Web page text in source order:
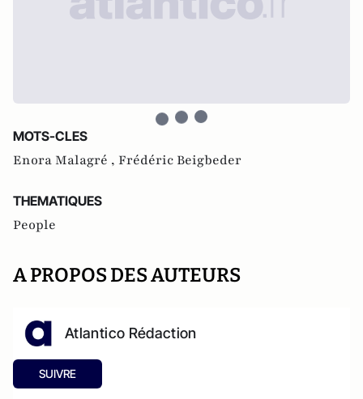
MOTS-CLES
Enora Malagré , Frédéric Beigbeder
THEMATIQUES
People
A PROPOS DES AUTEURS
Atlantico Rédaction
SUIVRE